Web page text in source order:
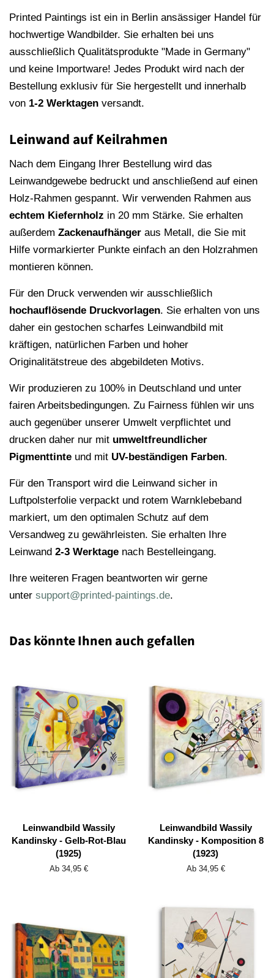
Printed Paintings ist ein in Berlin ansässiger Handel für
hochwertige Wandbilder. Sie erhalten bei uns
ausschließlich Qualitätsprodukte "Made in Germany"
und keine Importware! Jedes Produkt wird nach der
Bestellung exklusiv für Sie hergestellt und innerhalb
von 1-2 Werktagen versandt.
Leinwand auf Keilrahmen
Nach dem Eingang Ihrer Bestellung wird das
Leinwandgewebe bedruckt und anschließend auf einen
Holz-Rahmen gespannt. Wir verwenden Rahmen aus
echtem Kiefernholz in 20 mm Stärke. Sie erhalten
außerdem Zackenaufhänger aus Metall, die Sie mit
Hilfe vormarkierter Punkte einfach an den Holzrahmen
montieren können.
Für den Druck verwenden wir ausschließlich
hochauflösende Druckvorlagen. Sie erhalten von uns
daher ein gestochen scharfes Leinwandbild mit
kräftigen, natürlichen Farben und hoher
Originalitätstreue des abgebildeten Motivs.
Wir produzieren zu 100% in Deutschland und unter
fairen Arbeitsbedingungen. Zu Fairness fühlen wir uns
auch gegenüber unserer Umwelt verpflichtet und
drucken daher nur mit umweltfreundlicher
Pigmenttinte und mit UV-beständigen Farben.
Für den Transport wird die Leinwand sicher in
Luftpolsterfolie verpackt und rotem Warnklebeband
markiert, um den optimalen Schutz auf dem
Versandweg zu gewährleisten. Sie erhalten Ihre
Leinwand 2-3 Werktage nach Bestelleingang.
Ihre weiteren Fragen beantworten wir gerne
unter support@printed-paintings.de.
Das könnte Ihnen auch gefallen
Leinwandbild Wassily
Kandinsky - Gelb-Rot-Blau
(1925)
Ab 34,95 €
Leinwandbild Wassily
Kandinsky - Komposition 8
(1923)
Ab 34,95 €